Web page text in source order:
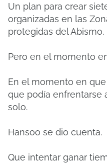
Un plan para crear
organizadas en las
protegidas del Abismo.
Pero en el momento
En el momento en
que podía enfrentarse
solo.
Hansoo se dio cuenta.
Que intentar ganar